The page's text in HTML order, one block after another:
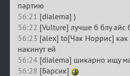
партию
56:21 [dialema] )
56:22 [Vulture] лучше б блу айс
56:23 [alex] to[Чак Норрис] как
накинут ей
56:24 [dialema] шикарно ищу
56:28 [Барсик]